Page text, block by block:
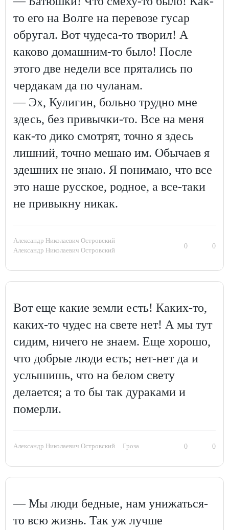
то его на Волге на перевозе гусар
обругал. Вот чудеса-то творил! А
каково домашним-то было! После
этого две недели все прятались по
чердакам да по чуланам.
— Эх, Кулигин, больно трудно мне
здесь, без привычки-то. Все на меня
как-то дико смотрят, точно я здесь
лишний, точно мешаю им. Обычаев я
здешних не знаю. Я понимаю, что все
это наше русское, родное, а все-таки
не привыкну никак.
Александр Николаевич Островский
Александр Николаевич Островский
0 0
Вот еще какие земли есть! Каких-то,
каких-то чудес на свете нет! А мы тут
сидим, ничего не знаем. Еще хорошо,
что добрые люди есть; нет-нет да и
услышишь, что на белом свету
делается; а то бы так дураками и
померли.
Александр Николаевич Островский Гроза 0 0
— Мы люди бедные, нам унижаться-
то всю жизнь. Так уж лучше